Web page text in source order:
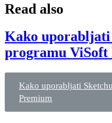
Read also
Kako uporabljati
programu ViSoft
Kako uporabljati
Premium